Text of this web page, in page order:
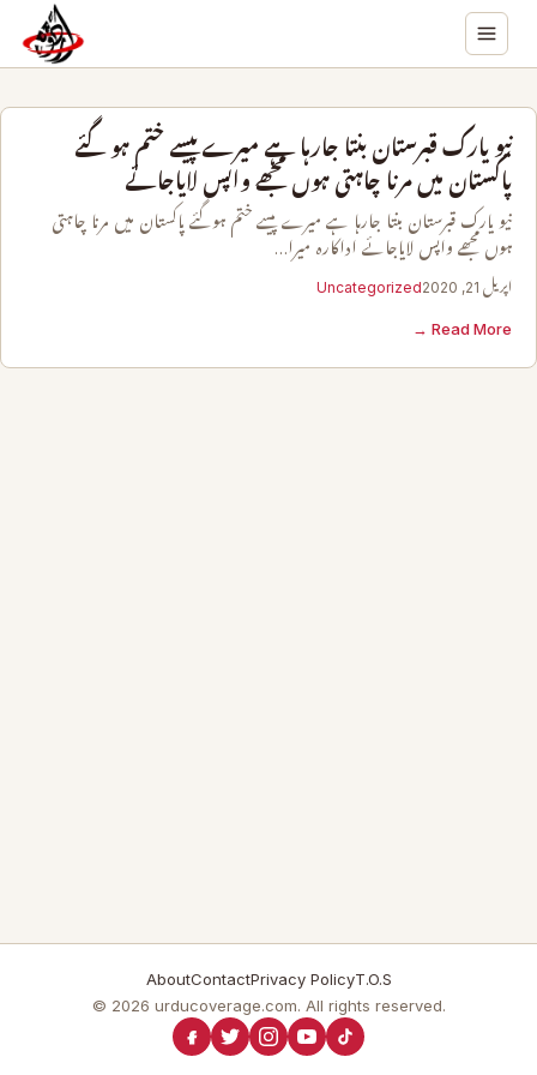
نیو یارک قبرستان بنتا جارہا ہے میرے پیسے ختم ہوگئے
پاکستان میں مرنا چاہتی ہوں مجھے واپس لایاجائے
نیو یارک قبرستان بنتا جارہا ہے میرے پیسے ختم ہوگئے پاکستان میں مرنا چاہتی
ہوں مجھے واپس لایاجائے اداکارہ میرا…
اپریل 21, 2020 Uncategorized
Read More →
AboutContactPrivacy PolicyT.O.S
© 2026 urducoverage.com. All rights reserved.